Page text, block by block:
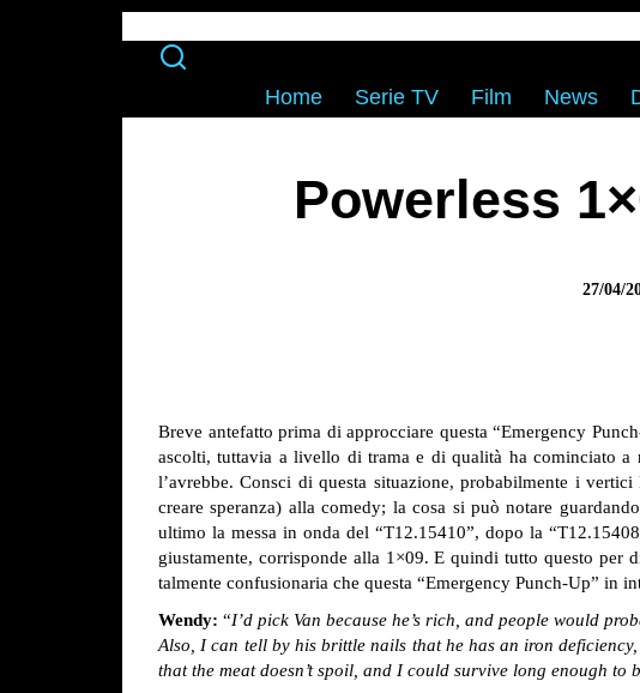
Home Serie TV Film News
Powerless
27/04/
Breve antefatto prima di approcciare questa “Emergency
ascolti, tuttavia a livello di trama e di qualità ha cominciato a
l’avrebbe. Consci di questa situazione, probabilmente i
creare speranza) alla comedy; la cosa si può notare
ultimo la messa in onda del “T12.15410”, dopo la
giustamente, corrisponde alla 1×09. E quindi tutto questo per
talmente confusionaria che questa “Emergency Punch-Up” in
Wendy: “I’d pick Van because he’s rich, and people would
Also, I can tell by his brittle nails that he has an iron
that the meat doesn’t spoil, and I could survive long enough to